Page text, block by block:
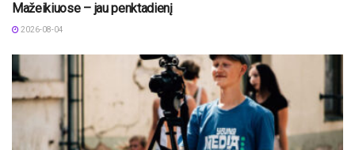
Mažeikiuose – jau penktadienį
2026-08-04